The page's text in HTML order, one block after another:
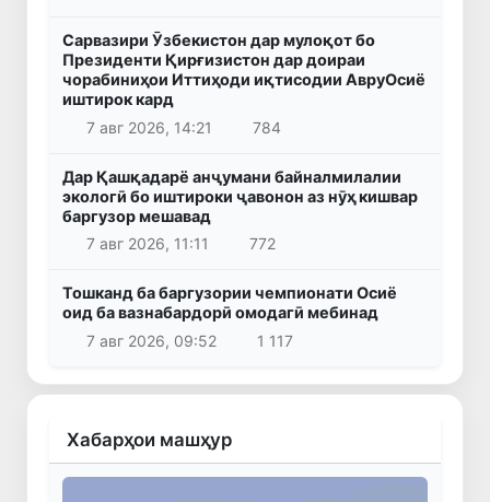
Сарвазири Ӯзбекистон дар мулоқот бо
Президенти Қирғизистон дар доираи
чорабиниҳои Иттиҳоди иқтисодии АвруОсиё
иштирок кард
7 авг 2026, 14:21
784
Дар Қашқадарё анҷумани байналмилалии
экологӣ бо иштироки ҷавонон аз нӯҳ кишвар
баргузор мешавад
7 авг 2026, 11:11
772
Тошканд ба баргузории чемпионати Осиё
оид ба вазнабардорӣ омодагӣ мебинад
7 авг 2026, 09:52
1 117
Хабарҳои машҳур